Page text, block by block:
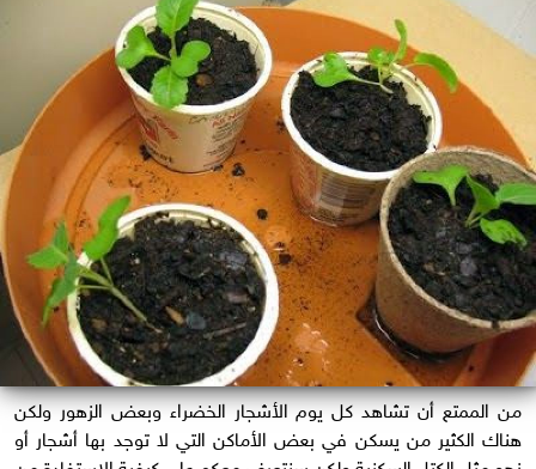
من الممتع أن تشاهد كل يوم الأشجار الخضراء وبعض الزهور ولكن
هناك الكثير من يسكن في بعض الأماكن التي لا توجد بها أشجار أو